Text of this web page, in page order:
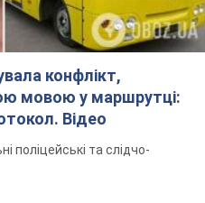
конфлікт,
мовою у маршрутці:
Відео
поліцейські та слідчо-